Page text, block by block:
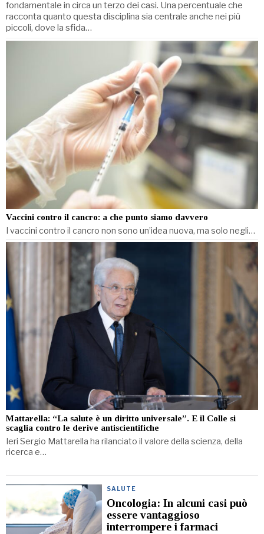
fondamentale in circa un terzo dei casi. Una percentuale che
racconta quanto questa disciplina sia centrale anche nei più
piccoli, dove la sfida…
Vaccini contro il cancro: a che punto siamo davvero
I vaccini contro il cancro non sono un’idea nuova, ma solo negli…
Mattarella: “La salute è un diritto universale”. E il Colle si
scaglia contro le derive antiscientifiche
Ieri Sergio Mattarella ha rilanciato il valore della scienza, della
ricerca e…
SALUTE
Oncologia: In alcuni casi può
essere vantaggioso
interrompere i farmaci